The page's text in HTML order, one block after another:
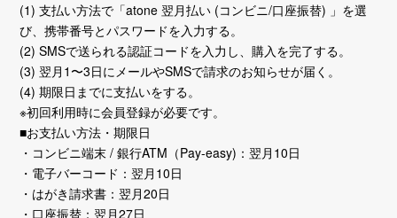
(1) 支払い方法で「atone 翌月払い (コンビニ/口座振替) 」を選
び、携帯番号とパスワードを入力する。
(2) SMSで送られる認証コードを入力し、購入を完了する。
(3) 翌月1〜3日にメールやSMSで請求のお知らせが届く。
(4) 期限日までに支払いをする。
※初回利用時に会員登録が必要です。
■お支払い方法・期限日
・コンビニ端末 / 銀行ATM（Pay-easy)：翌月10日
・電子バーコード：翌月10日
・はがき請求書：翌月20日
・口座振替：翌月27日